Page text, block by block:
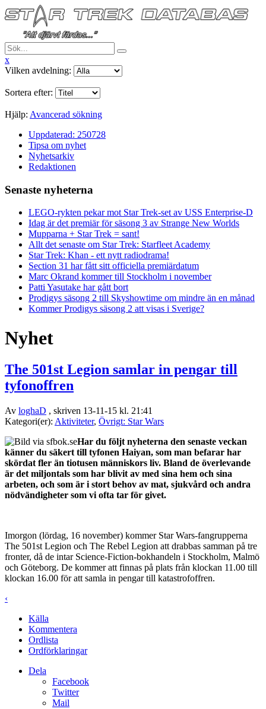
x
Vilken avdelning:
Sortera efter:
Hjälp: Avancerad sökning
Uppdaterad: 250728
Tipsa om nyhet
Nyhetsarkiv
Redaktionen
Senaste nyheterna
LEGO-rykten pekar mot Star Trek-set av USS Enterprise-D
Idag är det premiär för säsong 3 av Strange New Worlds
Mupparna + Star Trek = sant!
Allt det senaste om Star Trek: Starfleet Academy
Star Trek: Khan - ett nytt radiodrama!
Section 31 har fått sitt officiella premiärdatum
Marc Okrand kommer till Stockholm i november
Patti Yasutake har gått bort
Prodigys säsong 2 till Skyshowtime om mindre än en månad
Kommer Prodigys säsong 2 att visas i Sverige?
Nyhet
The 501st Legion samlar in pengar till
tyfonoffren
Av loghaD , skriven 13-11-15 kl. 21:41
Kategori(er): Aktiviteter, Övrigt: Star Wars
Har du följt nyheterna den senaste veckan
känner du säkert till tyfonen Haiyan, som man befarar har
skördat fler än tiotusen människors liv. Bland de överlevande
är det miljontals som har blivit av med sina hem och sina
arbeten, och som är i stort behov av mat, sjukvård och andra
nödvändigheter som vi ofta tar för givet.
Imorgon (lördag, 16 november) kommer Star Wars-fangrupperna
The 501st Legion och The Rebel Legion att drabbas samman på tre
fronter, då de intar Science-Fiction-bokhandeln i Stockholm, Malmö
och Göteborg. De kommer att finnas på plats från klockan 11.00 till
klockan 16.00 för att samla in pengar till katastrofoffren.
‹
Källa
Kommentera
Ordlista
Ordförklaringar
Dela
Facebook
Twitter
Mail